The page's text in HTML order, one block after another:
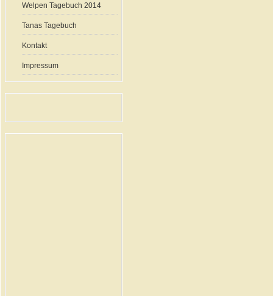
Welpen Tagebuch 2014
Tanas Tagebuch
Kontakt
Impressum